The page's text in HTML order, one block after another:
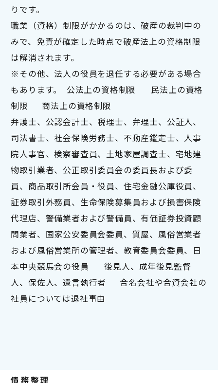
りです。
職業（資格）制限がかかるのは、破産の裁判中の
みで、免責が確定した時点で破産法上の資格制限
は解消されます。
※その他、法人の役員を退任する必要がある場合
もあります。  公法上の資格制限	民法上の資格
制限	商法上の資格制限
弁護士、公認会計士、税理士、弁理士、公証人、
司法書士、社会保険労務士、不動産鑑定士、人事
院人事官、検察審査員、土地家屋調査士、宅地建
物取引業者、公正取引委員会の委員長および委
員、商品取引所会員・役員、住宅金融公庫役員、
証券取引外務員、生命保険募集員および損害保険
代理店、警備業者および警備員、有価証券投資顧
問業者、国家公安委員会委員、質屋、風俗営業者
および風俗営業所の管理者、教育委員会委員、日
本中央競馬会の役員	後見人、成年後見監督
人、保佐人、遺言執行者	合名会社や合資会社の
社員については退社事由